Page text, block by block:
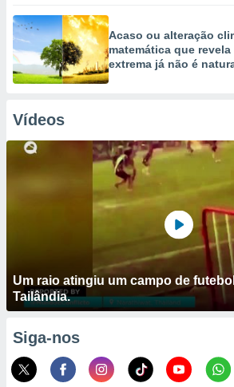
Acaso ou alteração
matemática que
extrema já não é
Vídeos
Um raio atingiu um campo de
Tailândia.
Siga-nos